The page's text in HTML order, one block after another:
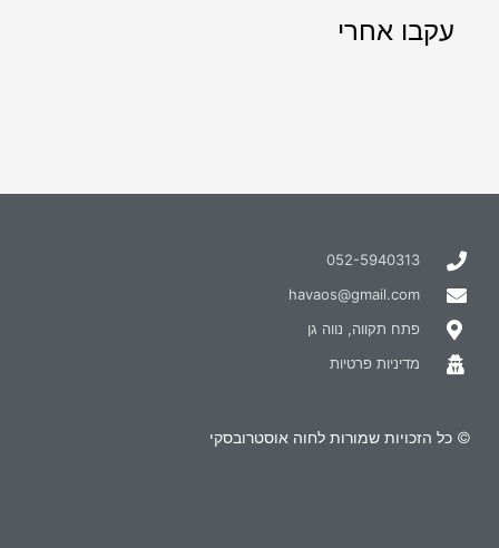
עקבו אחרי
052-5940313
havaos@gmail.com
פתח תקווה, נווה גן
מדיניות פרטיות
© כל הזכויות שמורות לחוה אוסטרובסקי